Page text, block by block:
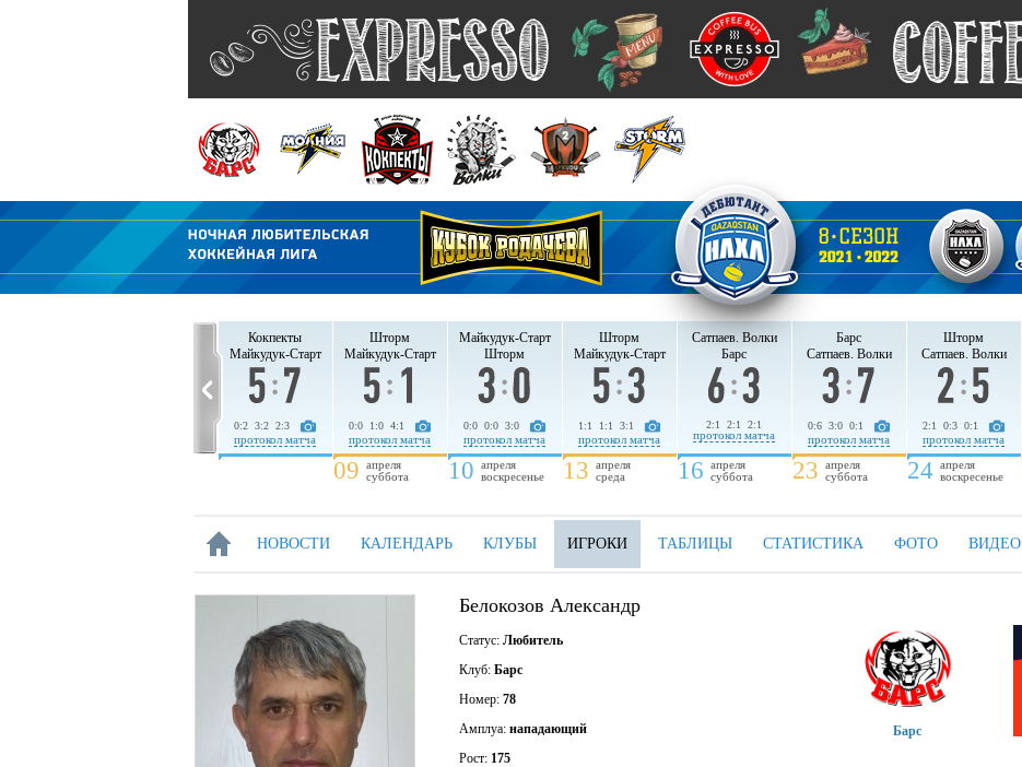
Кокпекты
Майкудук-Старт
0:2 3:2 2:3
протокол матча
Шторм
Майкудук-Старт
0:0 1:0 4:1
протокол матча
09 апреля
суббота
Майкудук-Старт
Шторм
0:0 0:0 3:0
протокол матча
10 апреля
воскресенье
Шторм
Майкудук-Старт
1:1 1:1 3:1
протокол матча
13 апреля
среда
Сатпаев. Волки
Барс
2:1 2:1 2:1
протокол матча
16 апреля
суббота
Барс
Сатпаев. Волки
0:6 3:0 0:1
протокол матча
23 апреля
суббота
Шторм
Сатпаев. Волки
2:1 0:3 0:1
протокол матча
24 апреля
воскресенье
НОВОСТИ КАЛЕНДАРЬ КЛУБЫ ИГРОКИ ТАБЛИЦЫ СТАТИСТИКА ФОТО ВИДЕО
Белокозов Александр
Статус: Любитель
Клуб: Барс
Номер: 78
Амплуа: нападающий
Рост: 175
Барс